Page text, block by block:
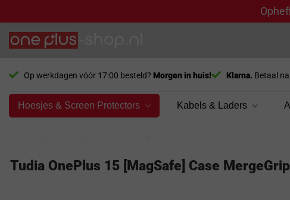
Ga
naar
Op werkdagen vóór 17:00 besteld? Morgen in huis! Klarna. Betaal
Hoesjes & Screen Protectors Kabels & Laders
Tudia OnePlus 15 [MagSafe] Case